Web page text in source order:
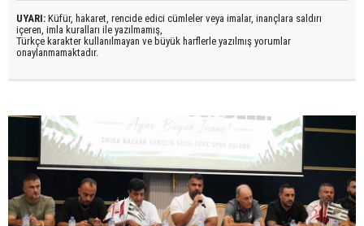
UYARI: Küfür, hakaret, rencide edici cümleler veya imalar, inançlara saldırı
içeren, imla kuralları ile yazılmamış,
Türkçe karakter kullanılmayan ve büyük harflerle yazılmış yorumlar
onaylanmamaktadır.